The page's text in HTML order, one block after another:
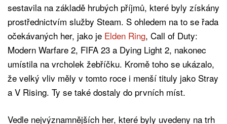
sestavila na základě hrubých příjmů, které byly získány
prostřednictvím služby Steam. S ohledem na to se řada
očekávaných her, jako je Elden Ring, Call of Duty:
Modern Warfare 2, FIFA 23 a Dying Light 2, nakonec
umístila na vrcholek žebříčku. Kromě toho se ukázalo,
že velký vliv měly v tomto roce i menší tituly jako Stray
a V Rising. Ty se také dostaly do prvních míst.
Vedle nejvýznamnějších her, které byly uvedeny na trh